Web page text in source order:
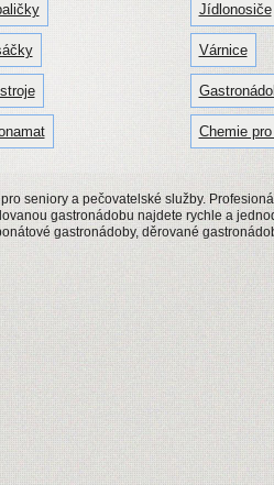
Jídlonosiče
Várnice
Chemie
seniory a pečovatelské služby.
gastronádobu najdete rychle a
gastronádoby, děrované